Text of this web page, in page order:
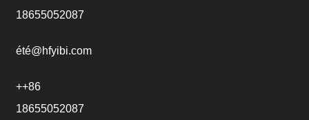
18655052087
été@hfyibi.com
++86
18655052087